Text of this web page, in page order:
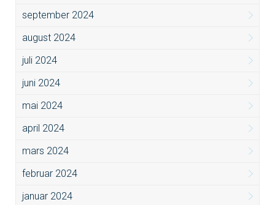
september 2024
august 2024
juli 2024
juni 2024
mai 2024
april 2024
mars 2024
februar 2024
januar 2024